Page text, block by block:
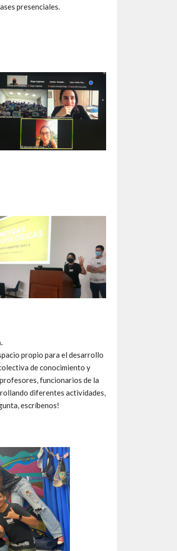
presenciales.
propio para el desarrollo
de conocimiento y
funcionarios de la
diferentes actividades,
escríbenos!